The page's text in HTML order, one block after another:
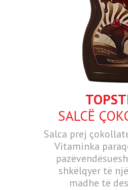
SALCË
Salca prej
Vitaminka
shkëlqyer të
madhe të